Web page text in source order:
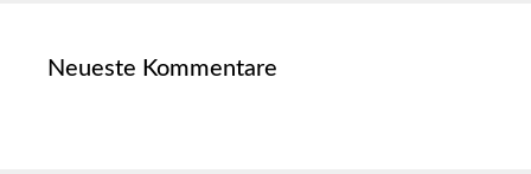
Neueste Kommentare